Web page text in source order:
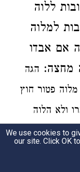
ללוה
למלוה
אם אבדו
מחצה: הגה
פטור חוץ
ולא הלוה
המלוה הלוה
מחצה על
We use cookies to
our site. Click OK